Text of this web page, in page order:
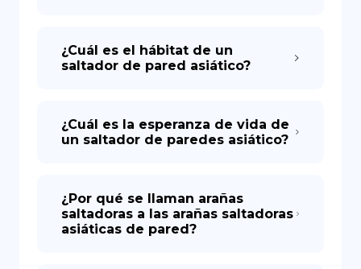
¿Cuál es el hábitat de un
saltador de pared asiático?
¿Cuál es la esperanza de vida de
un saltador de paredes asiático?
¿Por qué se llaman arañas
saltadoras a las arañas saltadoras
asiáticas de pared?